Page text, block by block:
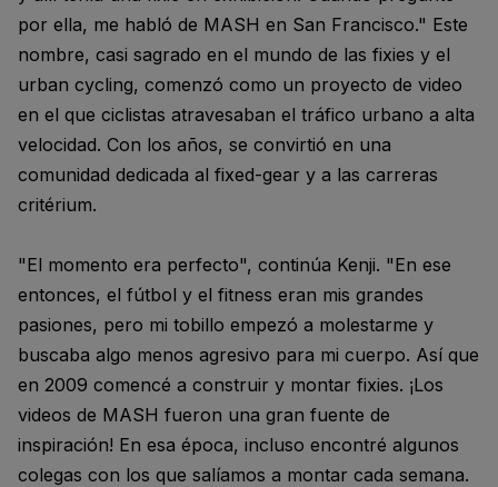
por ella, me habló de MASH en San Francisco." Este
nombre, casi sagrado en el mundo de las fixies y el
urban cycling, comenzó como un proyecto de video
en el que ciclistas atravesaban el tráfico urbano a alta
velocidad. Con los años, se convirtió en una
comunidad dedicada al fixed-gear y a las carreras
critérium.
"El momento era perfecto", continúa Kenji. "En ese
entonces, el fútbol y el fitness eran mis grandes
pasiones, pero mi tobillo empezó a molestarme y
buscaba algo menos agresivo para mi cuerpo. Así que
en 2009 comencé a construir y montar fixies. ¡Los
videos de MASH fueron una gran fuente de
inspiración! En esa época, incluso encontré algunos
colegas con los que salíamos a montar cada semana.